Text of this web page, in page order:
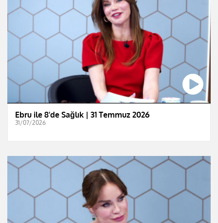
Ebru ile 8'de Sağlık | 31 Temmuz 2026
31/07/2026